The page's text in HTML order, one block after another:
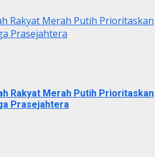
Rakyat Merah Putih Prioritaskan
Prasejahtera
Rakyat Merah Putih Prioritaskan
Prasejahtera